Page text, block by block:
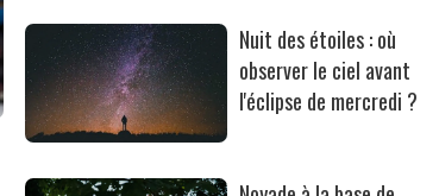
Nuit des étoiles : où
observer le ciel avant
l'éclipse de mercredi ?